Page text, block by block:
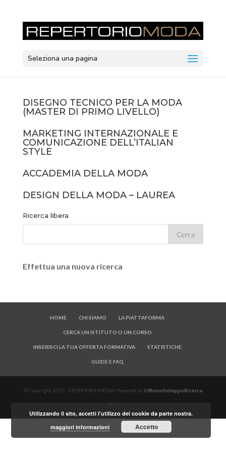
Seleziona una pagina
DISEGNO TECNICO PER LA MODA
(MASTER DI PRIMO LIVELLO)
MARKETING INTERNAZIONALE E
COMUNICAZIONE DELL’ITALIAN
STYLE
ACCADEMIA DELLA MODA
DESIGN DELLA MODA – LAUREA
Ricerca libera
Effettua una nuova ricerca
HOME CHI SIAMO LA PIATTAFORMA
CERCA UN ISTITUTO O UN CORSO
INSERISCI LA TUA OFFERTA FORMATIVA STATISTICHE
GUIDE E FAQ
© Copyright 2017 - REPERTORIOMODA | Powered by OfficineSviluppoRicerca
S.r.l
Utilizzando il sito, accetti l'utilizzo dei cookie da parte nostra.
maggiori informazioni
Accetto